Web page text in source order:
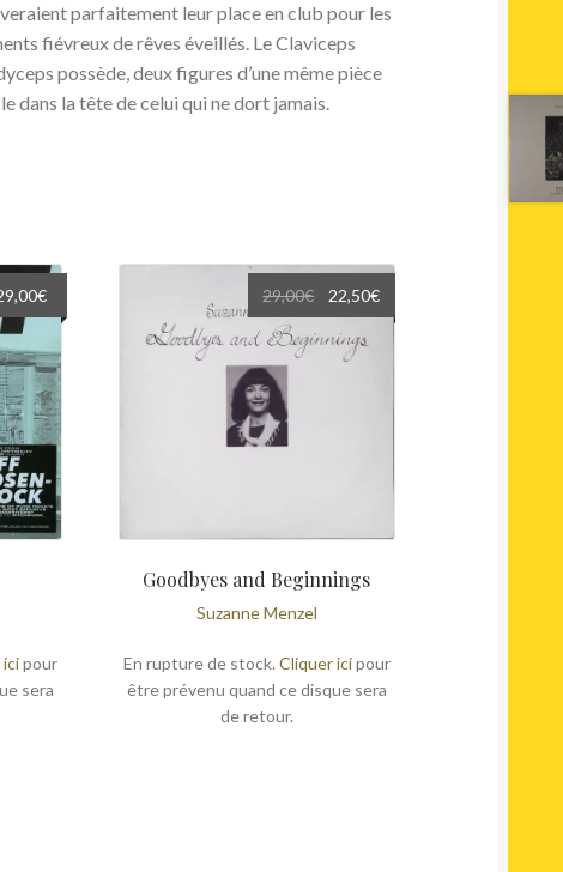
parfaitement leur place en club pour les
fiévreux de rêves éveillés. Le Claviceps
possède, deux figures d’une même pièce
dans la tête de celui qui ne dort jamais.
:
€Le
prix
est :
29,00€.
icipour
sera
Goodbyes and Beginnings
Suzanne Menzel
29,00€
Le
prix
initial
22,50€Le
prix
En rupture de stock. Cliquer icipour
être prévenu quand ce disque sera
de retour.